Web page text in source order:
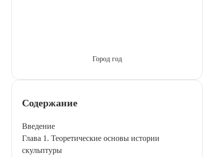
Город год
Содержание
Введение
Глава 1. Теоретические основы истории
скульптуры